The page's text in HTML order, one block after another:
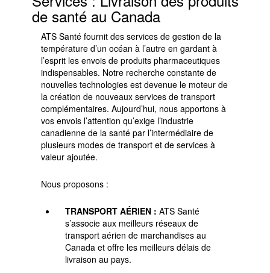
de santé au Canada
ATS Santé fournit des services de gestion de la
température d’un océan à l’autre en gardant à
l’esprit les envois de produits pharmaceutiques
indispensables. Notre recherche constante de
nouvelles technologies est devenue le moteur de
la création de nouveaux services de transport
complémentaires. Aujourd’hui, nous apportons à
vos envois l’attention qu’exige l’industrie
canadienne de la santé par l’intermédiaire de
plusieurs modes de transport et de services à
valeur ajoutée.
Nous proposons :
TRANSPORT AÉRIEN : ATS Santé
s’associe aux meilleurs réseaux de
transport aérien de marchandises au
Canada et offre les meilleurs délais de
livraison au pays.